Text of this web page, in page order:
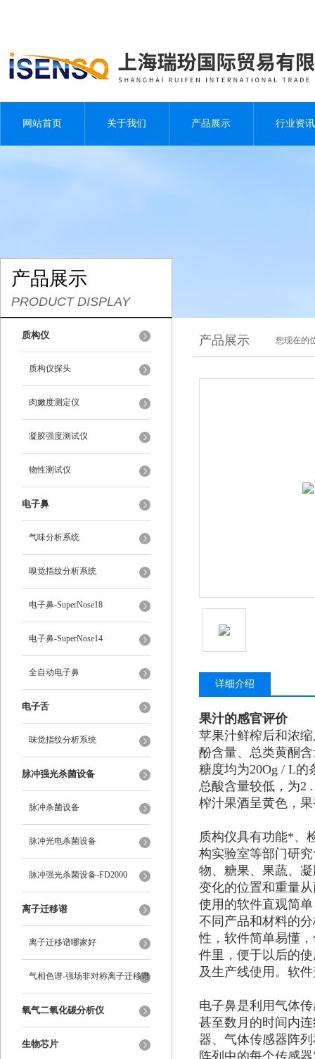
网站首页 关于我们 产品展示 行业资讯
产品展示
PRODUCT DISPLAY
质构仪
质构仪探头
肉嫩度测定仪
凝胶强度测试仪
物性测试仪
电子鼻
气味分析系统
嗅觉指纹分析系统
电子鼻-SuperNose18
电子鼻-SuperNose14
全自动电子鼻
电子舌
味觉指纹分析系统
脉冲强光杀菌设备
脉冲杀菌设备
脉冲光电杀菌设备
脉冲强光杀菌设备-FD2000
离子迁移谱
离子迁移谱哪家好
气相色谱-强场非对称离子迁移谱
氧气二氧化碳分析仪
生物芯片
产品展示 您现在的
详细介绍
果汁的感官评价
苹果汁鲜榨后和浓
酚含量、总类黄酮
糖度均为20Og / L的
总酸含量较低，为2
榨汁果酒呈黄色，
质构仪具有功能*、
构实验室等部门研
物、糖果、果蔬、
变化的位置和重量
使用的软件直观简
不同产品和材料的
性，软件简单易懂
件里，便于以后的
及生产线使用。软
电子鼻是利用气体
甚至数月的时间内
器、气体传感器阵
阵列中的每个传感